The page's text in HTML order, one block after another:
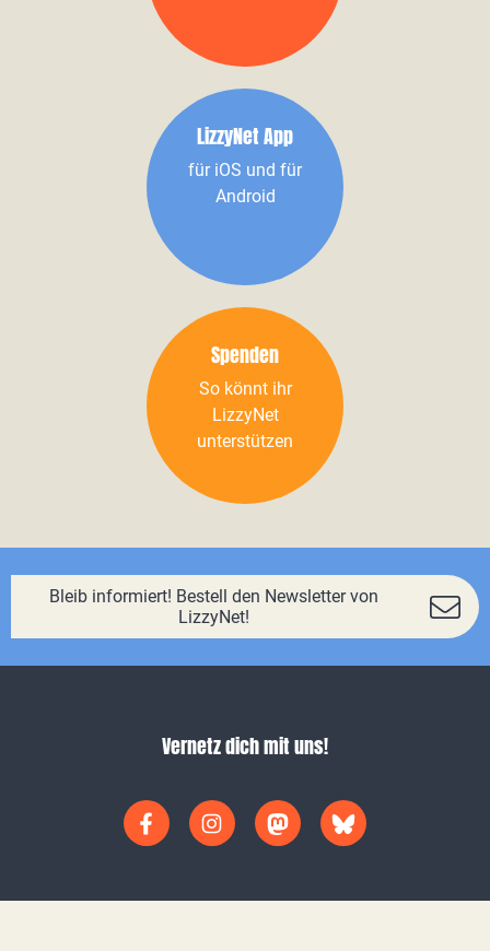
LizzyNet App
für iOS und für
Android
Spenden
So könnt ihr
LizzyNet
unterstützen
Bleib informiert! Bestell den Newsletter von
LizzyNet!
Vernetz dich mit uns!